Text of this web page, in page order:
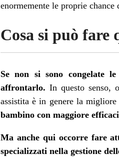
enormemente le proprie
Cosa si può
Se non si sono congelate
affrontarlo. In questo senso,
assistita è in genere la
bambino con maggiore
Ma anche qui occorre fare
specializzati nella gestione